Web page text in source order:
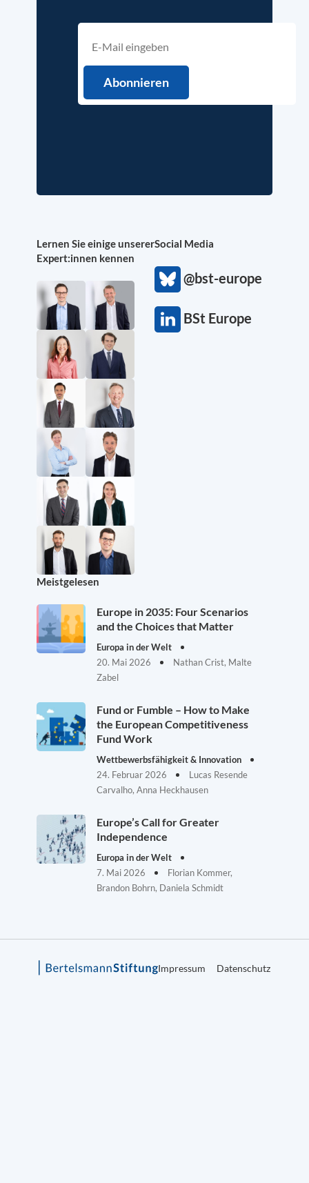
Lernen Sie einige unserer
Expert:innen kennen
Social Media
@bst-europe
BSt Europe
Meistgelesen
Europe in 2035: Four Scenarios
and the Choices that Matter
Europa in der Welt
20. Mai 2026
Nathan Crist, Malte
Zabel
Fund or Fumble – How to Make
the European Competitiveness
Fund Work
Wettbewerbsfähigkeit & Innovation
24. Februar 2026
Lucas Resende
Carvalho, Anna Heckhausen
Europe’s Call for Greater
Independence
Europa in der Welt
7. Mai 2026
Florian Kommer,
Brandon Bohrn, Daniela Schmidt
Impressum Datenschutz